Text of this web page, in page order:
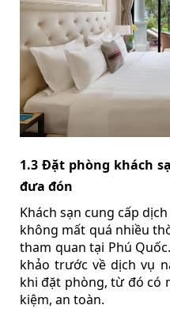
1.3 Đặt phòng khách
đưa đón
Khách sạn cung cấp
không mất quá nhiều
tham quan tại Phú
khảo trước về dịch vụ
khi đặt phòng, từ đó có
kiệm, an toàn.